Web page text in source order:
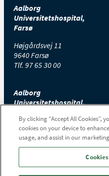
Aalborg
Universitetshospital,
Farsø
Højgårdsvej 11
9640 Farsø
Tlf. 97 65 30 00
Aalborg
Universitetshospital,
Højtoftevej 2
7700 Thisted
Tlf.97 65 00 00
By clicking “Accept All Cookies”,
cookies on your device to
usage, and assist in our